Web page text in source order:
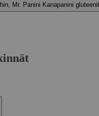
Mr. Panini Kanapanini